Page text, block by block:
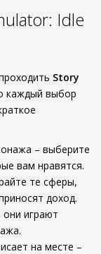
Idle
Story
каждый выбор
– выберите
вам нравятся.
те сферы,
доход.
играют
на месте –